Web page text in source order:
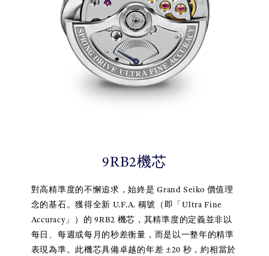
9RB2機芯
對高精準度的不懈追求，始終是 Grand Seiko 價值理
念的基石。獲得全新 U.F.A. 稱號（即「Ultra Fine
Accuracy」）的 9RB2 機芯，其精準度的定義並非以
每日、每週或每月的秒差衡量，而是以一整年的精準
表現為準。此機芯具備卓越的年差 ±20 秒，約相當於